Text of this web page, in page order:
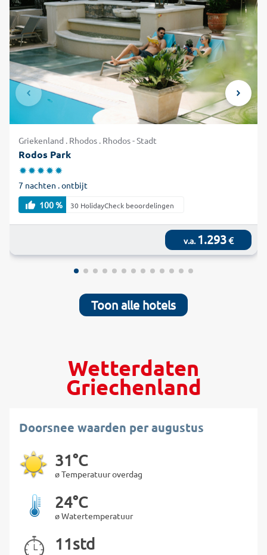
Griekenland . Rhodos . Rhodos - Stadt
Rodos Park
7 nachten . ontbijt
100 %
30 HolidayCheck beoordelingen
v.a.1.293€
Toon alle hotels
Wetterdaten
Griechenland
Doorsnee waarden per augustus
31°C
ø Temperatuur overdag
24°C
ø Watertemperatuur
11std